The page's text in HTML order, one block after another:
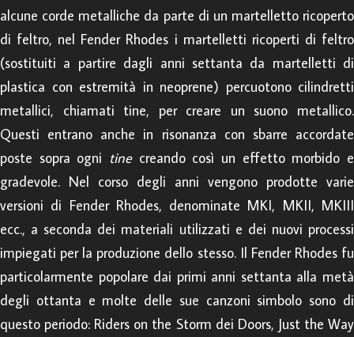
alcune corde metalliche da parte di un martelletto ricoperto
di feltro, nel Fender Rhodes i martelletti ricoperti di feltro
(sostituiti a partire dagli anni settanta da martelletti di
plastica con estremità in neoprene) percuotono cilindretti
metallici, chiamati tine, per creare un suono metallico.
Questi entrano anche in risonanza con sbarre accordate
poste sopra ogni tinecreando così un effetto morbido e
gradevole. Nel corso degli anni vengono prodotte varie
versioni di Fender Rhodes, denominate MKI, MKII, MKIII
ecc., a seconda dei materiali utilizzati e dei nuovi processi
impiegati per la produzione dello stesso. Il Fender Rhodes fu
particolarmente popolare dai primi anni settanta alla metà
degli ottanta e molte delle sue canzoni simbolo sono di
questo periodo: Riders on the Storm dei Doors, Just the Way